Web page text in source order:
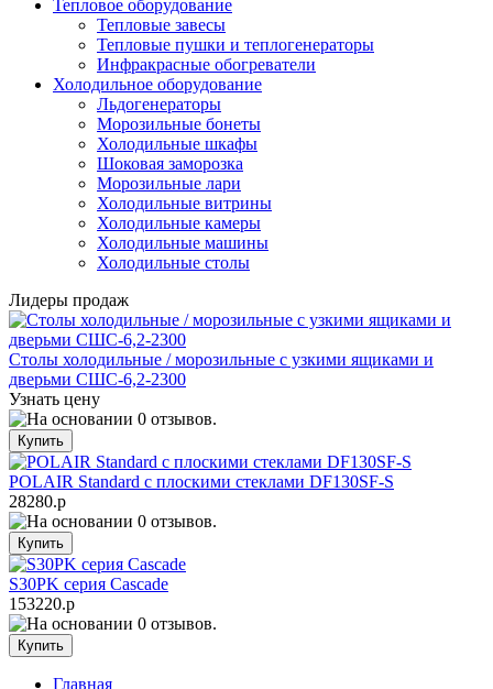
Тепловое оборудование
Тепловые завесы
Тепловые пушки и теплогенераторы
Инфракрасные обогреватели
Холодильное оборудование
Льдогенераторы
Морозильные бонеты
Холодильные шкафы
Шоковая заморозка
Морозильные лари
Холодильные витрины
Холодильные камеры
Холодильные машины
Холодильные столы
Лидеры продаж
Столы холодильные / морозильные с узкими ящиками и
дверьми СШС-6,2-2300
Узнать цену
POLAIR Standard с плоскими стеклами DF130SF-S
28280.р
S30PK серия Cascade
153220.р
Главная